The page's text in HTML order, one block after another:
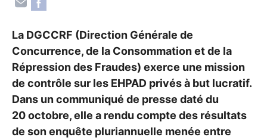
La DGCCRF (Direction Générale de
Concurrence, de la Consommation et de la
Répression des Fraudes) exerce une mission
de contrôle sur les EHPAD privés à but lucratif.
Dans un communiqué de presse daté du
20 octobre, elle a rendu compte des résultats
de son enquête pluriannuelle menée entre